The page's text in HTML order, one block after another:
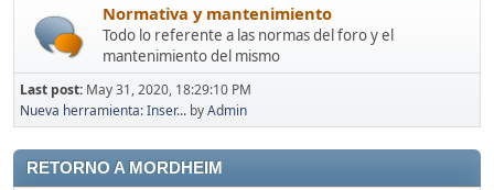
Normativa y mantenimiento
Todo lo referente a las normas del foro y el
mantenimiento del mismo
Last post: May 31, 2020, 18:29:10 PM
Nueva herramienta: Inser... byAdmin
RETORNO A MORDHEIM